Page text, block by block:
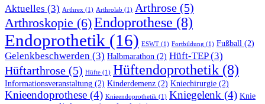
Aktuelles (3) Arthrex (1) Arthrolab (1) Arthrose (5)
Arthroskopie (6)Endoprothese (8)
Endoprothetik (16) ESWT (1) Fortbildung (1) Fußball (2)
Gelenkbeschwerden (3) Halbmarathon (2) Hüft-TEP(3)
Hüftarthrose (5) Hüfte (1) Hüftendoprothetik (8)
Informationsveranstaltung (2) Kinderdemenz (2) Kniechirurgie (2)
Knieendoprothese (4) Knieendoprothetik (1) Kniegelenk (4) Knie